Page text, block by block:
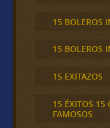
15 BOLEROS
15 BOLEROS
15 EXITAZOS
15 ÉXITOS 15
FAMOSOS